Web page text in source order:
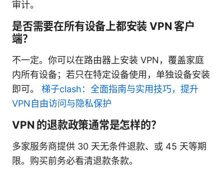
审计。
是否需要在所有设备上都安装 VPN 客户
端？
不一定。你可以在路由器上安装 VPN，覆盖家庭
内所有设备；若只在特定设备使用，单独设备安装
即可。 梯子clash：全面指南与实用技巧，提升
VPN自由访问与隐私保护
VPN 的退款政策通常是怎样的？
多家服务商提供 30 天无条件退款、或 45 天等期
限。购买前务必看清退款条款。